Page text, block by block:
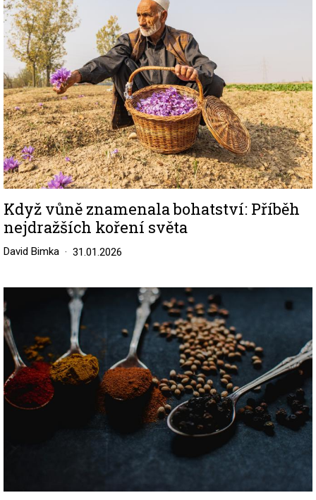
Když vůně znamenala bohatství: Příběh
nejdražších koření světa
David Bimka 31.01.2026